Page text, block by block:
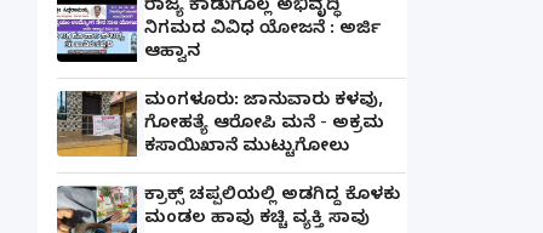
ರಾಜ್ಯ ಕಾಡುಗೊಲ್ಲ ಅಭಿವೃದ್ಧಿ
ನಿಗಮದ ವಿವಿಧ ಯೋಜನೆ : ಅರ್ಜಿ
ಆಹ್ವಾನ
ಮಂಗಳೂರು: ಜಾನುವಾರು ಕಳವು,
ಗೋಹತ್ಯೆ ಆರೋಪಿ ಮನೆ - ಅಕ್ರಮ
ಕಸಾಯಿಖಾನೆ ಮುಟ್ಟುಗೋಲು
ಕ್ರಾಕ್ಸ್ ಚಪ್ಪಲಿಯಲ್ಲಿ ಅಡಗಿದ್ದ ಕೊಳಕು
ಮಂಡಲ ಹಾವು ಕಚ್ಚಿ ವ್ಯಕ್ತಿ ಸಾವು